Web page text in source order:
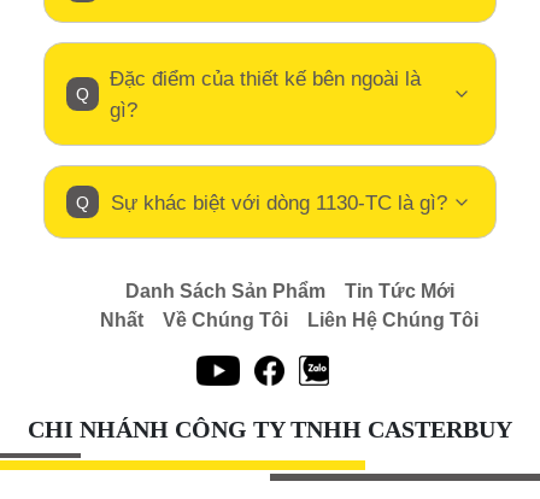
Đặc điểm của thiết kế bên ngoài là
gì?
Sự khác biệt với dòng 1130-TC là gì?
Danh Sách Sản Phẩm
Tin Tức Mới
Nhất
Về Chúng Tôi Liên Hệ Chúng Tôi
CHI NHÁNH CÔNG TY TNHH CASTERBUY